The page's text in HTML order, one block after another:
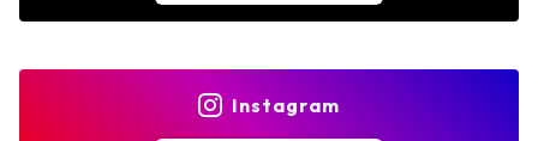
Instagram